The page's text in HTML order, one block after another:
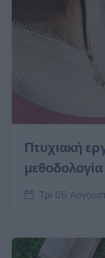
Πτυχιακή
Τρι 05